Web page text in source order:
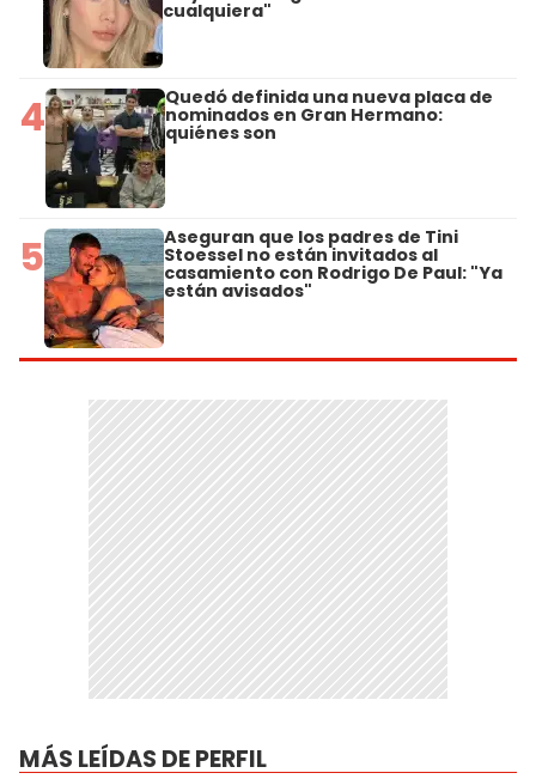
cualquiera"
4 Quedó definida una nueva placa de
nominados en Gran Hermano:
quiénes son
5 Aseguran que los padres de Tini
Stoessel no están invitados al
casamiento con Rodrigo De Paul: "Ya
están avisados"
MÁS LEÍDAS DE PERFIL